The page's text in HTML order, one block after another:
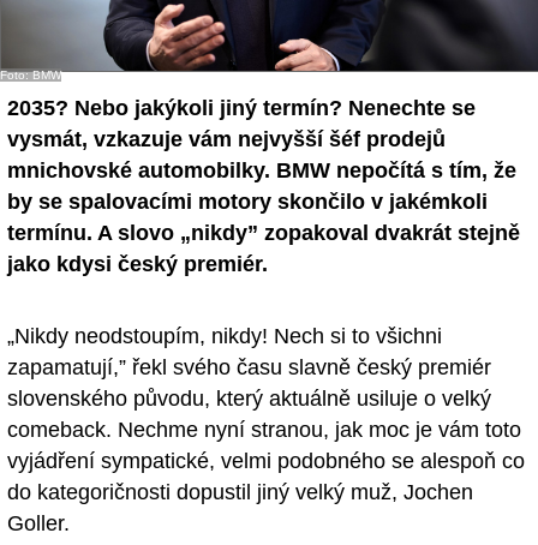
Diskuzní fórum
Sledujte nás!
Foto: BMW
2035? Nebo jakýkoli jiný termín? Nenechte se
vysmát, vzkazuje vám nejvyšší šéf prodejů
mnichovské automobilky. BMW nepočítá s tím, že
by se spalovacími motory skončilo v jakémkoli
termínu. A slovo „nikdy” zopakoval dvakrát stejně
jako kdysi český premiér.
„Nikdy neodstoupím, nikdy! Nech si to všichni
zapamatují,” řekl svého času slavně český premiér
slovenského původu, který aktuálně usiluje o velký
comeback. Nechme nyní stranou, jak moc je vám toto
vyjádření sympatické, velmi podobného se alespoň co
do kategoričnosti dopustil jiný velký muž, Jochen
Goller.